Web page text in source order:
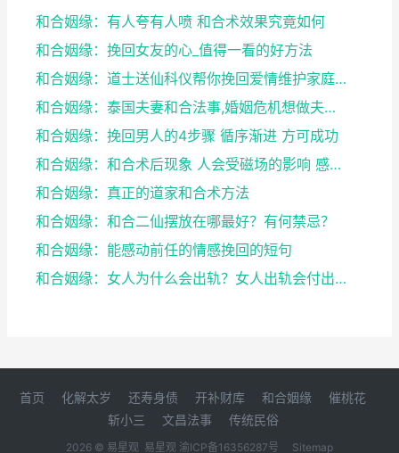
和合姻缘：有人夸有人喷 和合术效果究竟如何
和合姻缘：挽回女友的心_值得一看的好方法
和合姻缘：道士送仙科仪帮你挽回爱情维护家庭完整
和合姻缘：泰国夫妻和合法事,婚姻危机想做夫妻和合法...
和合姻缘：挽回男人的4步骤 循序渐进 方可成功
和合姻缘：和合术后现象 人会受磁场的影响 感到头晕...
和合姻缘：真正的道家和合术方法
和合姻缘：和合二仙摆放在哪最好？有何禁忌？
和合姻缘：能感动前任的情感挽回的短句
和合姻缘：女人为什么会出轨？女人出轨会付出感情吗？
首页 化解太岁 还寿身债 开补财库 和合姻缘
催桃花
斩小三
文昌法事 传统民俗
2026 © 易星观 易星观 渝ICP备16356287号 Sitemap